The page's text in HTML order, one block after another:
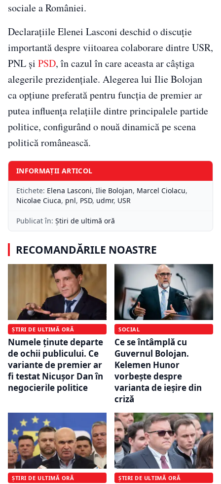
sociale a României.
Declarațiile Elenei Lasconi deschid o discuție
importantă despre viitoarea colaborare dintre USR,
PNL și PSD, în cazul în care aceasta ar câștiga
alegerile prezidențiale. Alegerea lui Ilie Bolojan
ca opțiune preferată pentru funcția de premier ar
putea influența relațiile dintre principalele partide
politice, configurând o nouă dinamică pe scena
politică românească.
INFORMAȚII ARTICOL
Etichete: Elena Lasconi, Ilie Bolojan, Marcel Ciolacu,
Nicolae Ciuca, pnl, PSD, udmr, USR
Publicat în: Știri de ultimă oră
RECOMANDĂRILE NOASTRE
ȘTIRI DE ULTIMĂ ORĂ
Numele ținute departe
de ochii publicului. Ce
variante de premier ar
fi testat Nicușor Dan în
negocierile politice
SOCIAL
Ce se întâmplă cu
Guvernul Bolojan.
Kelemen Hunor
vorbește despre
varianta de ieșire din
criză
ȘTIRI DE ULTIMĂ ORĂ ȘTIRI DE ULTIMĂ ORĂ